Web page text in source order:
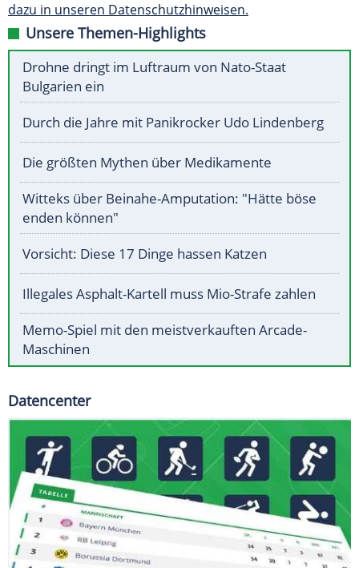
dazu in unseren Datenschutzhinweisen.
Unsere Themen-Highlights
Drohne dringt im Luftraum von Nato-Staat
Bulgarien ein
Durch die Jahre mit Panikrocker Udo Lindenberg
Die größten Mythen über Medikamente
Witteks über Beinahe-Amputation: "Hätte böse
enden können"
Vorsicht: Diese 17 Dinge hassen Katzen
Illegales Asphalt-Kartell muss Mio-Strafe zahlen
Memo-Spiel mit den meistverkauften Arcade-
Maschinen
Datencenter